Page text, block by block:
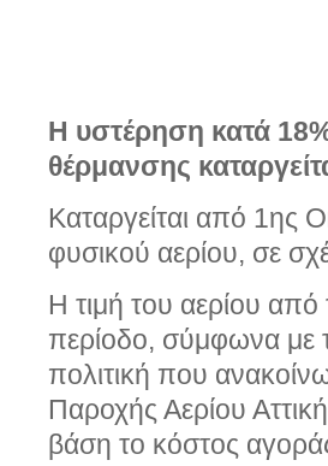
Η υστέρηση κατά
θέρμανσης
Καταργείται από 1ης
φυσικού αερίου, σε
Η τιμή του αερίου από
περίοδο, σύμφωνα με
πολιτική που
Παροχής Αερίου
βάση το κόστος